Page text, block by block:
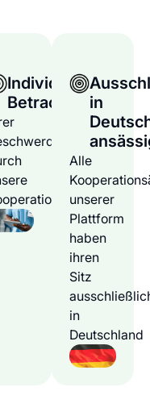
Individuelle
Betrachtung
in
Alle
unserer
Plattform
haben
ihren
Sitz
in
Deutschland